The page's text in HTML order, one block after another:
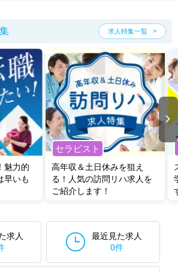
募集状況の確認も、お気軽にご相談くださ
求人特集一覧
魅力的
早いも
セラピスト
高年収＆土日休みを狙え
る！人気の訪問リハ求人を
ご紹介します！
求人
最近見た求人
0件